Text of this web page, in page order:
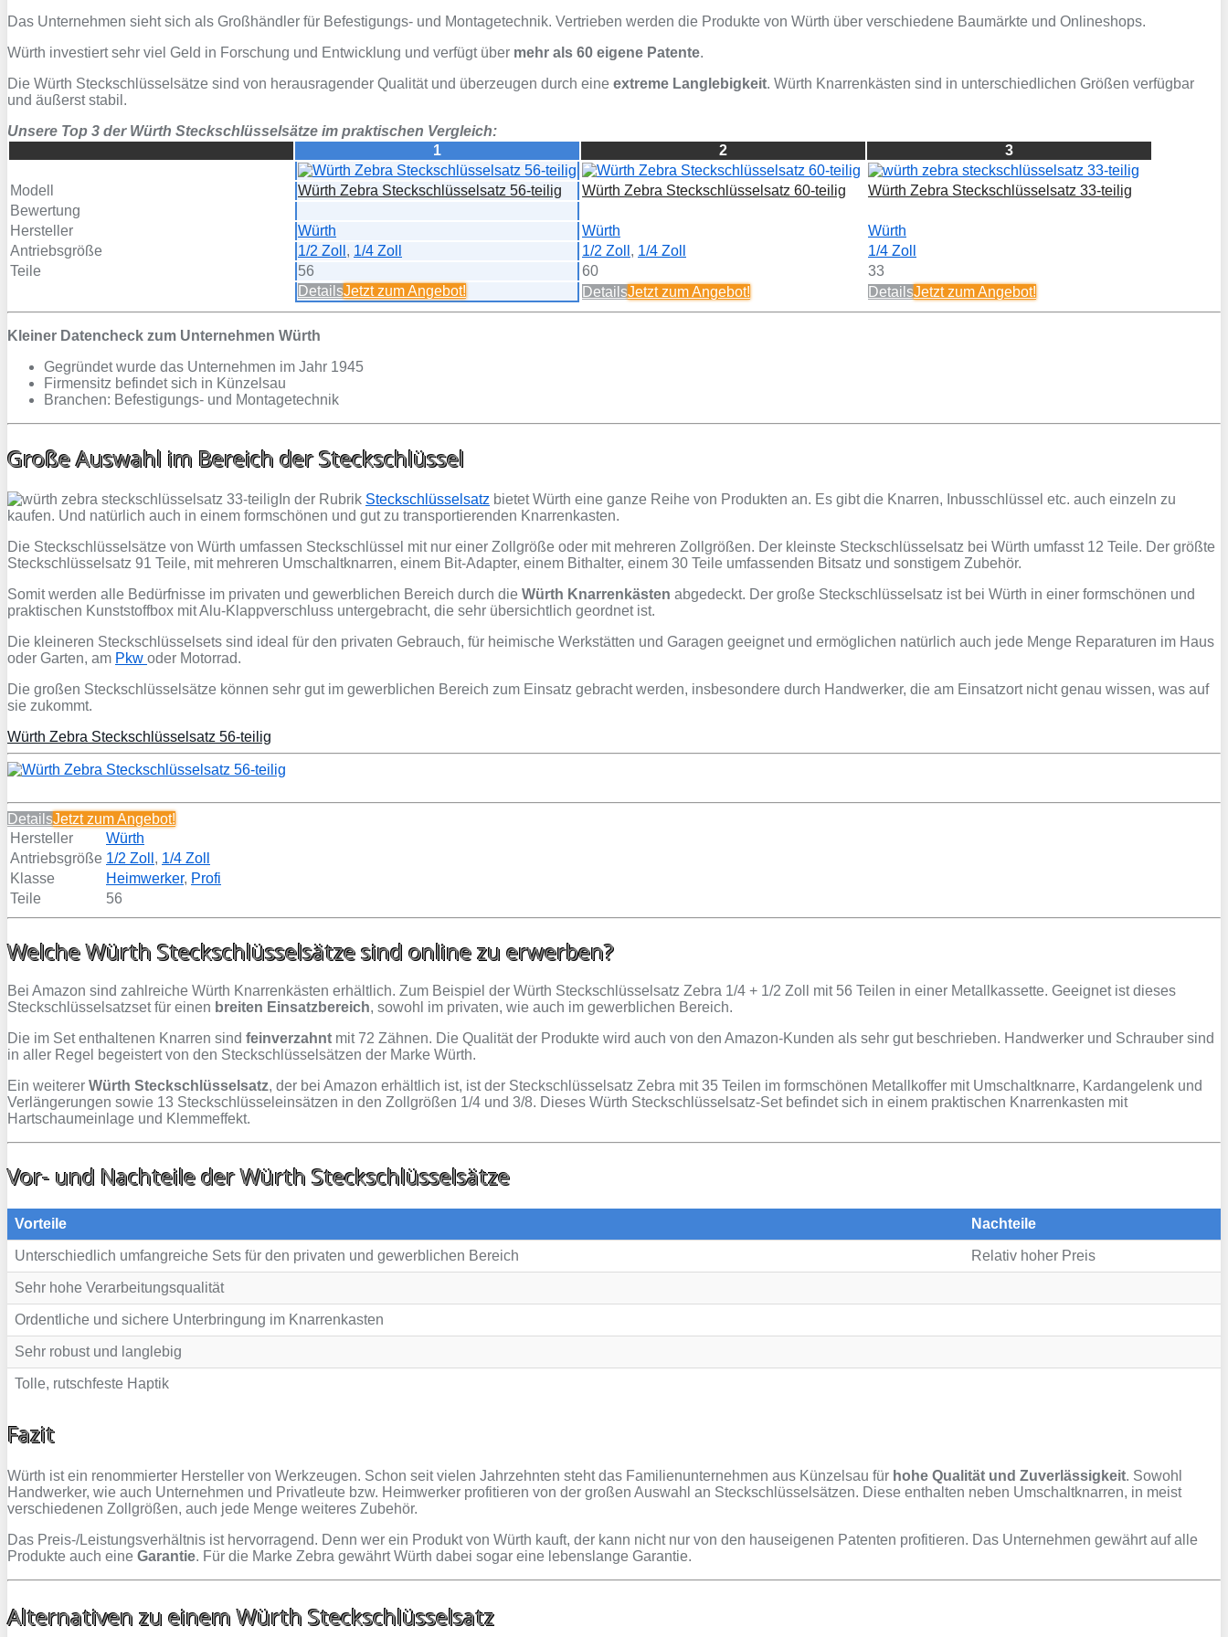
Das Unternehmen sieht sich als Großhändler für Befestigungs- und Montagetechnik. Vertrieben werden die Produkte von Würth über verschiedene Baumärkte und Onlineshops.
Würth investiert sehr viel Geld in Forschung und Entwicklung und verfügt über mehr als 60 eigene Patente.
Die Würth Steckschlüsselsätze sind von herausragender Qualität und überzeugen durch eine extreme Langlebigkeit. Würth Knarrenkästen sind in unterschiedlichen Größen verfügbar
und äußerst stabil.
Unsere Top 3 der Würth Steckschlüsselsätze im praktischen Vergleich:
1
2 3
Modell Würth Zebra Steckschlüsselsatz 56-teilig Würth Zebra Steckschlüsselsatz 60-teilig
Würth Zebra Steckschlüsselsatz 33-teilig
Bewertung
Hersteller
Würth Würth
Würth
Antriebsgröße
1/2 Zoll , 1/4 Zoll 1/2 Zoll , 1/4 Zoll
1/4 Zoll
Teile
56 60
33
DetailsJetzt zumAngebot! DetailsJetzt zumAngebot! DetailsJetzt zumAngebot!
Kleiner Datencheck zum Unternehmen Würth
Gegründet wurde das Unternehmen im Jahr 1945
Firmensitz befindet sich in Künzelsau
Branchen: Befestigungs- und Montagetechnik
Große Auswahl im Bereich der Steckschlüssel
In der Rubrik Steckschlüsselsatz bietet Würth eine ganze Reihe von Produkten an. Es gibt die Knarren, Inbusschlüssel etc. auch einzeln zu
kaufen. Und natürlich auch in einem formschönen und gut zu transportierenden Knarrenkasten.
Die Steckschlüsselsätze von Würth umfassen Steckschlüssel mit nur einer Zollgröße oder mit mehreren Zollgrößen. Der kleinste Steckschlüsselsatz bei Würth umfasst 12 Teile. Der größte
Steckschlüsselsatz 91 Teile, mit mehreren Umschaltknarren, einem Bit-Adapter, einem Bithalter, einem 30 Teile umfassenden Bitsatz und sonstigem Zubehör.
Somit werden alle Bedürfnisse im privaten und gewerblichen Bereich durch die Würth Knarrenkästen abgedeckt. Der große Steckschlüsselsatz ist bei Würth in einer formschönen und
praktischen Kunststoffbox mit Alu-Klappverschluss untergebracht, die sehr übersichtlich geordnet ist.
Die kleineren Steckschlüsselsets sind ideal für den privaten Gebrauch, für heimische Werkstätten und Garagen geeignet und ermöglichen natürlich auch jede Menge Reparaturen im Haus
oder Garten, am Pkw oder Motorrad.
Die großen Steckschlüsselsätze können sehr gut im gewerblichen Bereich zum Einsatz gebracht werden, insbesondere durch Handwerker, die am Einsatzort nicht genau wissen, was auf
sie zukommt.
Würth Zebra Steckschlüsselsatz 56-teilig
DetailsJetzt zumAngebot!
Hersteller
Würth
Antriebsgröße 1/2 Zoll , 1/4 Zoll
Klasse
Heimwerker, Profi
Teile
56
Welche Würth Steckschlüsselsätze sind online zu erwerben?
Bei Amazon sind zahlreiche Würth Knarrenkästen erhältlich. Zum Beispiel der Würth Steckschlüsselsatz Zebra 1/4 + 1/2 Zoll mit 56 Teilen in einer Metallkassette. Geeignet ist dieses
Steckschlüsselsatzset für einen breiten Einsatzbereich, sowohl im privaten, wie auch im gewerblichen Bereich.
Die im Set enthaltenen Knarren sind feinverzahnt mit 72 Zähnen. Die Qualität der Produkte wird auch von den Amazon-Kunden als sehr gut beschrieben. Handwerker und Schrauber sind
in aller Regel begeistert von den Steckschlüsselsätzen der Marke Würth.
Ein weiterer Würth Steckschlüsselsatz, der bei Amazon erhältlich ist, ist der Steckschlüsselsatz Zebra mit 35 Teilen im formschönen Metallkoffer mit Umschaltknarre, Kardangelenk und
Verlängerungen sowie 13 Steckschlüsseleinsätzen in den Zollgrößen 1/4 und 3/8. Dieses Würth Steckschlüsselsatz-Set befindet sich in einem praktischen Knarrenkasten mit
Hartschaumeinlage und Klemmeffekt.
Vor- und Nachteile der Würth Steckschlüsselsätze
Vorteile Nachteile
Unterschiedlich umfangreiche Sets für den privaten und gewerblichen Bereich Relativ hoher Preis
Sehr hohe Verarbeitungsqualität
Ordentliche und sichere Unterbringung im Knarrenkasten
Sehr robust und langlebig
Tolle, rutschfeste Haptik
Fazit
Würth ist ein renommierter Hersteller von Werkzeugen. Schon seit vielen Jahrzehnten steht das Familienunternehmen aus Künzelsau für hohe Qualität und Zuverlässigkeit. Sowohl
Handwerker, wie auch Unternehmen und Privatleute bzw. Heimwerker profitieren von der großen Auswahl an Steckschlüsselsätzen. Diese enthalten neben Umschaltknarren, in meist
verschiedenen Zollgrößen, auch jede Menge weiteres Zubehör.
Das Preis-/Leistungsverhältnis ist hervorragend. Denn wer ein Produkt von Würth kauft, der kann nicht nur von den hauseigenen Patenten profitieren. Das Unternehmen gewährt auf alle
Produkte auch eine Garantie. Für die Marke Zebra gewährt Würth dabei sogar eine lebenslange Garantie.
Alternativen zu einem Würth Steckschlüsselsatz